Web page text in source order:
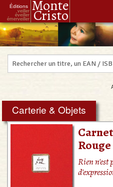
Éditions Monte
Cristo
veiller
éveiller
émerveiller
Accueil
Notre histoire
Notre boutique
Les Réenchanteurs Associés
Carterie & Objets
Rouge
Rien n'est